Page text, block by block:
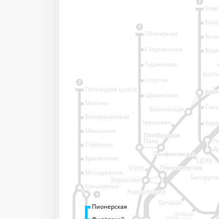
2
7
3
4
Хорошёво
Зорге
Панфиловская
Панфиловская
Стрешнево
Балтийская
Планерная
Сходненская
Тушинская
Спартак
Щукинская
Митино
Волоколамская
Мякинино
Строгино
Крылатское
Молодёжная
Кунцевская
Пионерская
Пятницкое шоссе
Беговая
Улица
Октябрьское
Поле
Октябрьское
Поле
Полежаевская
Полежаевская
Хорошёвская
Хорошёвская
ЦСКА
Белорусский
вокзал
Пионерская